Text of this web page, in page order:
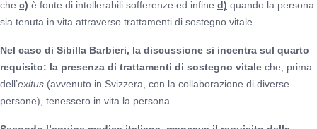
che c) è fonte di intollerabili sofferenze ed infine d) quando la persona
sia tenuta in vita attraverso trattamenti di sostegno vitale.
Nel caso di Sibilla Barbieri, la discussione si incentra sul quarto
requisito: la presenza di trattamenti di sostegno vitale che, prima
dell’exitus (avvenuto in Svizzera, con la collaborazione di diverse
persone), tenessero in vita la persona.